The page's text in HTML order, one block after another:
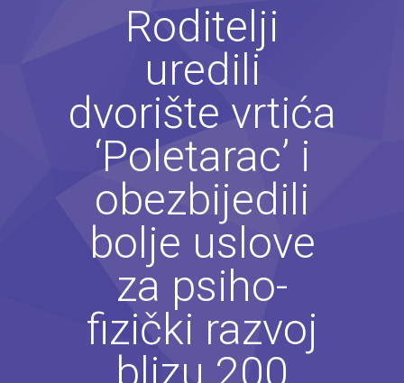
O nama
-- JU "Naše dijete"
-- Vrtići
---- Bambi
---- Bubamara
---- Ciciban
---- Jelenko
---- Kolibri
---- Lastavica
Roditelji
uredili
dvorište vrtića
‘Poletarac’ i
obezbijedili
bolje uslove
za psiho-
fizički razvoj